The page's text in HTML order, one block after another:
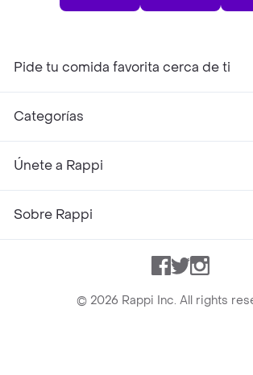
Pide tu comida favorita cerca de ti
Categorías
Únete a Rappi
Sobre Rappi
Facebook
Twitter
© 2026 Rappi Inc. All rights